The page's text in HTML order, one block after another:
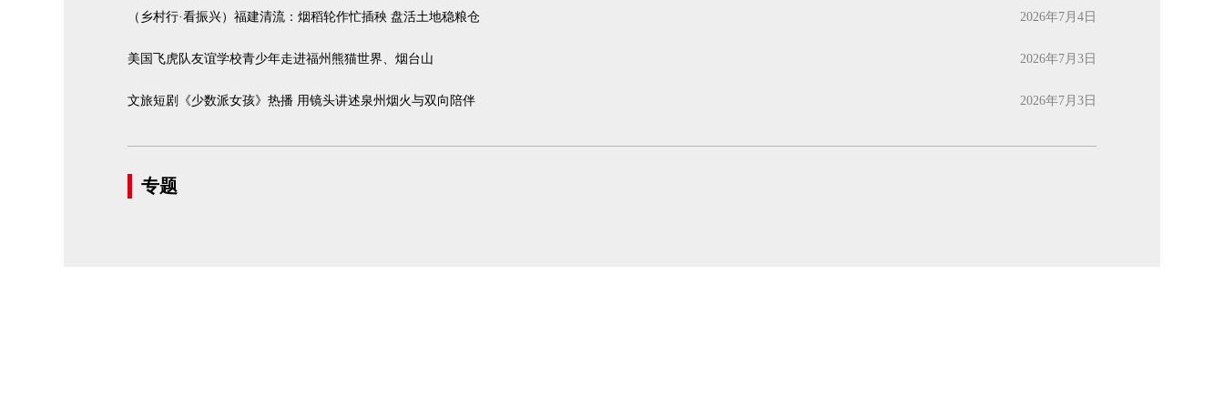
（乡村行·看振兴）福建清流：烟稻轮作忙插秧 盘活土地稳粮仓 2026年7月4日
美国飞虎队友谊学校青少年走进福州熊猫世界、烟台山 2026年7月3日
文旅短剧《少数派女孩》热播 用镜头讲述泉州烟火与双向陪伴 2026年7月3日
专题